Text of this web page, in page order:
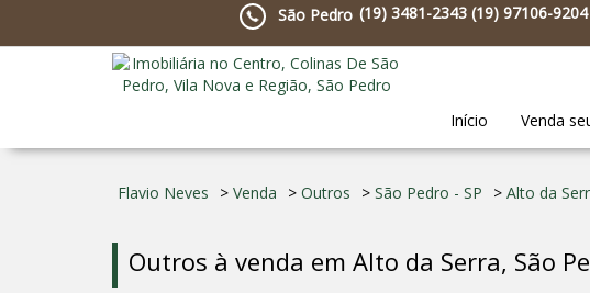
São Pedro (19)3481-2343 (19)97106-9204
Início Venda
Flavio Neves > Venda > Outros > São Pedro - SP > Alto da
Outros à venda em Alto da Serra, São